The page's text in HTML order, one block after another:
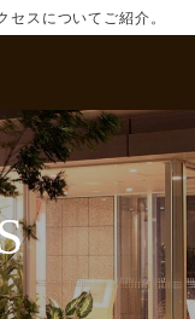
スについてご紹介。